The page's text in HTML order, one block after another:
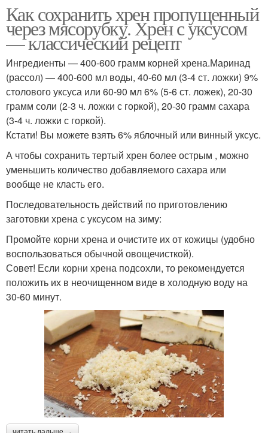
Как сохранить хрен пропущенный
через мясорубку. Хрен с уксусом
— классический рецепт
Ингредиенты — 400-600 грамм корней хрена.Маринад
(рассол) — 400-600 мл воды, 40-60 мл (3-4 ст. ложки) 9%
столового уксуса или 60-90 мл 6% (5-6 ст. ложек), 20-30
грамм соли (2-3 ч. ложки с горкой), 20-30 грамм сахара
(3-4 ч. ложки с горкой).
Кстати! Вы можете взять 6% яблочный или винный уксус.
А чтобы сохранить тертый хрен более острым , можно
уменьшить количество добавляемого сахара или
вообще не класть его.
Последовательность действий по приготовлению
заготовки хрена с уксусом на зиму:
Промойте корни хрена и очистите их от кожицы (удобно
воспользоваться обычной овощечисткой).
Совет! Если корни хрена подсохли, то рекомендуется
положить их в неочищенном виде в холодную воду на
30-60 минут.